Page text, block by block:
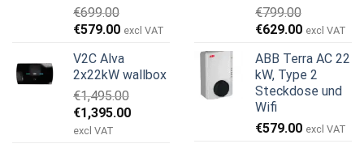
€699.00
Ursprünglicher
war:
€699.00
€579.00Aktueller
ist:
€579.00.
excl VAT
V2C Alva
2x22kW wallbox
€1,495.00
Ursprünglicher
Preis
€1,395.00Aktueller
excl VAT
€799.00
Ursprünglicher
war:
€799.00
€629.00Aktueller
ist:
€629.00.
excl VAT
ABB Terra AC 22
kW, Type 2
Steckdose und
Wifi
€579.00 excl VAT